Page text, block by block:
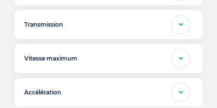
Transmission
Vitesse maximum
Accélération